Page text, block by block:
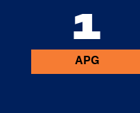
1
APG